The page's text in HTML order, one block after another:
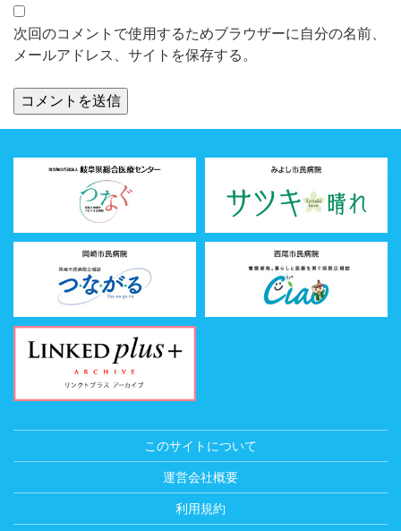
次回のコメントで使用するためブラウザーに自分の名前、
メールアドレス、サイトを保存する。
このサイトについて
運営会社概要
利用規約